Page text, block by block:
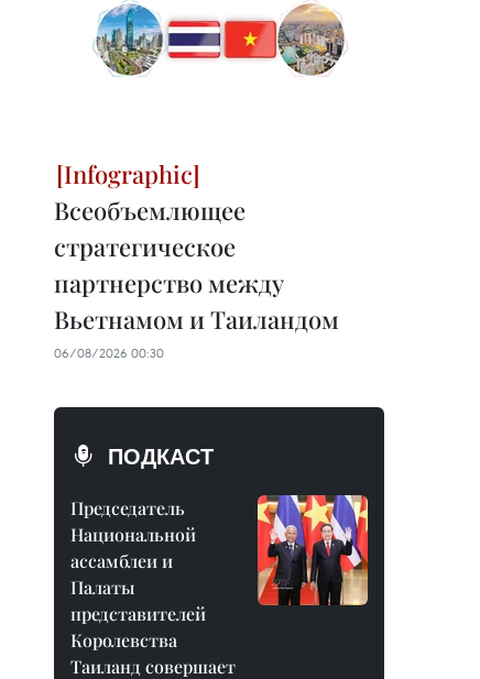
Всеобъемлющее
стратегическое
партнерство между
Вьетнамом и Таиландом
06/08/2026 00:30
ПОДКАСТ
Председатель
Национальной
ассамблеи и
Палаты
представителей
Королевства
Таиланд совершает